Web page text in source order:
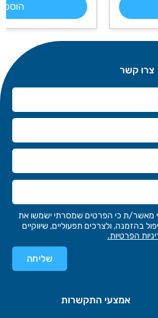
הוספה לרשימת מוצרים >>
אמצעי התקשרות
צרו קשר
מאשר/ת כי הפרטים שמסרתי ישמשו את
בהזמנה, ולצרכים תפעוליים, שיווקיים
הפרטיות.
שליחה